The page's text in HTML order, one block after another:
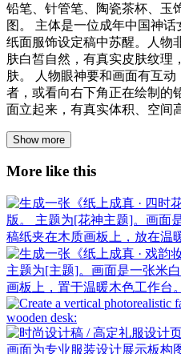
铅笔、针管笔、陶瓷茶杯、玉
图。 主体是一位成年中国神话
纸面服饰设定稿中苏醒。人物
肤白皙自然，有真实皮肤纹理
肤。 人物眼神要和画面有互
者，或看向右下角正在绘制的
面立起来，有真实体积、空间
Show more
More like this